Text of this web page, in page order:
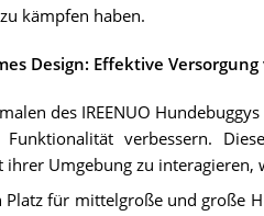
kämpfen haben.
Design: Effektive
des IREENUO
verbessern.
Umgebung zu interagieren,
Platz für mittelgroße und große